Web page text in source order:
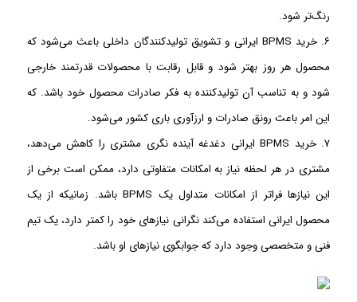
رنگ‌تر شود.
۶. خرید BPMS ایرانی و تشویق تولید‌کنندگان داخلی باعث می‌شود که
محصول هر روز بهتر شود و قابل رقابت با محصولات قدرتمند خارجی
شود و به تناسب آن تولید‌کننده به فکر صادرات محصول خود باشد. که
این امر باعث رونق صادرات و ارز‌آوری باری کشور می‌شود.
۷. خرید BPMS ایرانی دغدغه آینده نگری مشتری را کاهش می‌دهد،
مشتری در هر لحظه نیاز به امکانات متفاوتی دارد، ممکن است برخی از
این نیاز‌ها فراتر از امکانات متداول یک BPMS باشد. زمانیکه از یک
محصول ایرانی استفاده می‌کند نگرانی نیاز‌های خود را کمتر دارد، یک تیم
فنی و متخصصی وجود دارد که جوابگوی نیاز‌های او باشد.